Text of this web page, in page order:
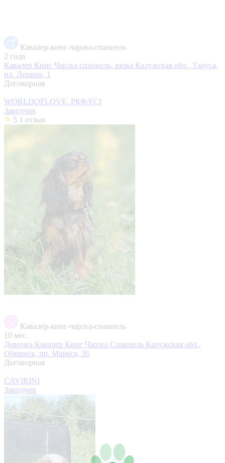
Кавалер-кинг-чарльз-спаниель
2 года
Кавалер Кинг Чарльз спаниель, вязка Калужская обл., Таруса,
пл. Ленина, 1
Договорная
WORLDOFLOVE. РКФ/FCI
Заводчик
5 1 отзыв
Кавалер-кинг-чарльз-спаниель
10 мес.
Девочка Кавалер Кинг Чарльз Спаниель Калужская обл.,
Обнинск, пр. Маркса, 36
Договорная
CAVIRINI
Заводчик